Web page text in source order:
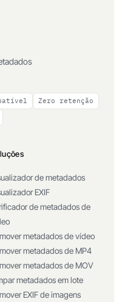
Zero retenção
de metadados
EXIF
de metadados de
metadados de vídeo
metadados de MP4
metadados de MOV
metadados em lote
EXIF de imagens